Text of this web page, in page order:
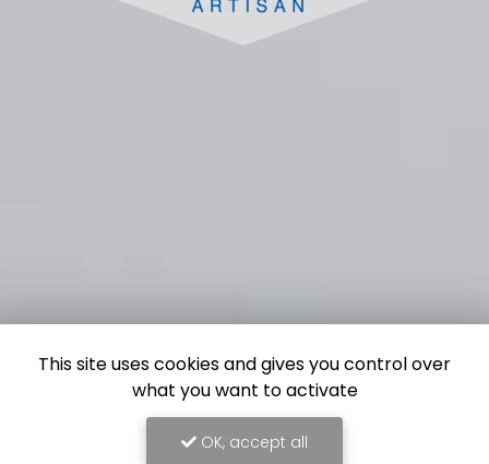
This site uses cookies and gives you control over
what you want to activate
OK, accept all